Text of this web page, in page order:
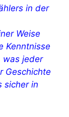
in der
Weise
Kenntnisse
was jeder
Geschichte
sicher in